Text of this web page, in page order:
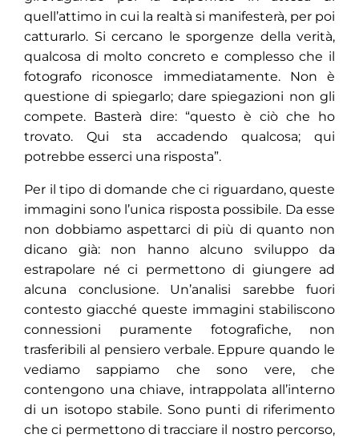
quell’attimo in cui la realtà si manifesterà, per poi
catturarlo. Si cercano le sporgenze della verità,
qualcosa di molto concreto e complesso che il
fotografo riconosce immediatamente. Non è
questione di spiegarlo; dare spiegazioni non gli
compete. Basterà dire: “questo è ciò che ho
trovato. Qui sta accadendo qualcosa; qui
potrebbe esserci una risposta”.
Per il tipo di domande che ci riguardano, queste
immagini sono l’unica risposta possibile. Da esse
non dobbiamo aspettarci di più di quanto non
dicano già: non hanno alcuno sviluppo da
estrapolare né ci permettono di giungere ad
alcuna conclusione. Un’analisi sarebbe fuori
contesto giacché queste immagini stabiliscono
connessioni puramente fotografiche, non
trasferibili al pensiero verbale. Eppure quando le
vediamo sappiamo che sono vere, che
contengono una chiave, intrappolata all’interno
di un isotopo stabile. Sono punti di riferimento
che ci permettono di tracciare il nostro percorso,